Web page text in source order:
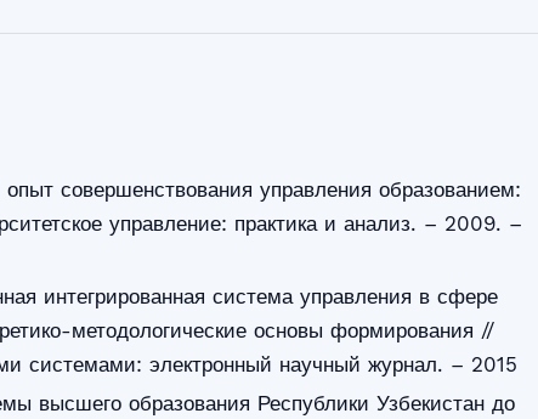
совершенствования управления образованием:
управление: практика и анализ. – 2009. –
интегрированная система управления в сфере
методологические основы формирования //
системами: электронный научный журнал. – 2015
высшего образования Республики Узбекистан до